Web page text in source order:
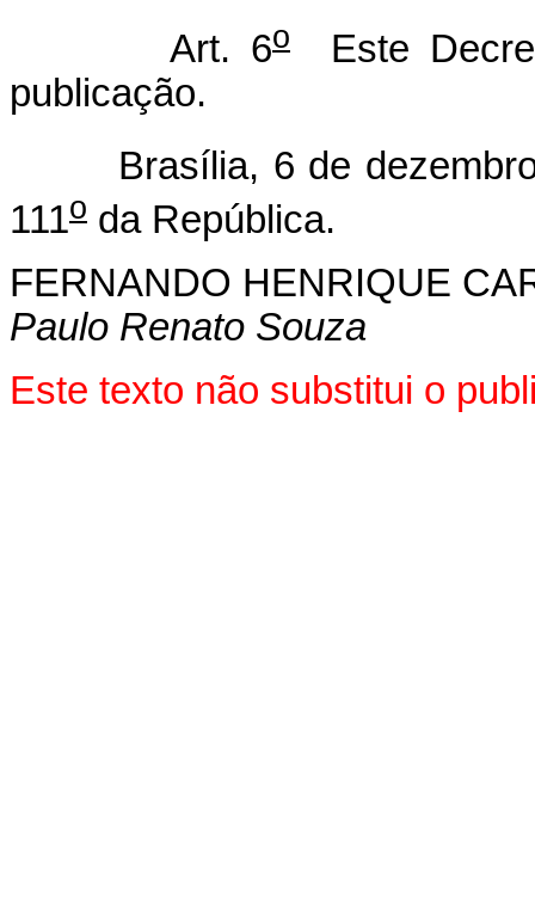
Art. 6o
Este
publicação.
Brasília, 6 de dezembro
111o da República.
FERNANDO HENRIQUE
Paulo Renato Souza
Este texto não substitui o